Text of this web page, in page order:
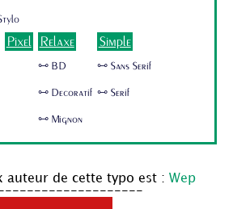
Pixel Relaxe
🜺 BD
🜺 Decoratif
🜺 Mignon
Simple
🜺 Sans Serif
🜺 Serif
auteur de cette typo est : Wep